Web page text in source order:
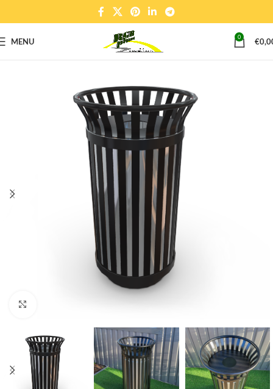
MENU 0 €